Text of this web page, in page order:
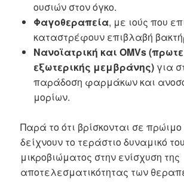
ουσιών στον όγκο.
Φαγοθεραπεία, με ιούς που
καταστρέφουν επιβλαβή
Νανοϊατρική και OMVs
εξωτερικής μεμβράνης)για
παράδοση φαρμάκων και
μορίων.
Παρά το ότι βρίσκονται σε πρώιμο
δείχνουν το τεράστιο δυναμικό του
μικροβιώματος στην ενίσχυση της
αποτελεσματικότητας των